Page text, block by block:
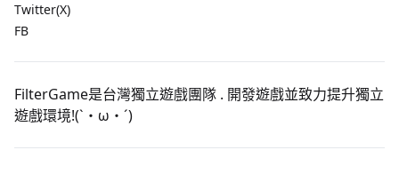
Twitter(X)
FB
FilterGame是台灣獨立遊戲團隊 . 開發遊戲並致力提升獨立
遊戲環境!(`・ω・´)